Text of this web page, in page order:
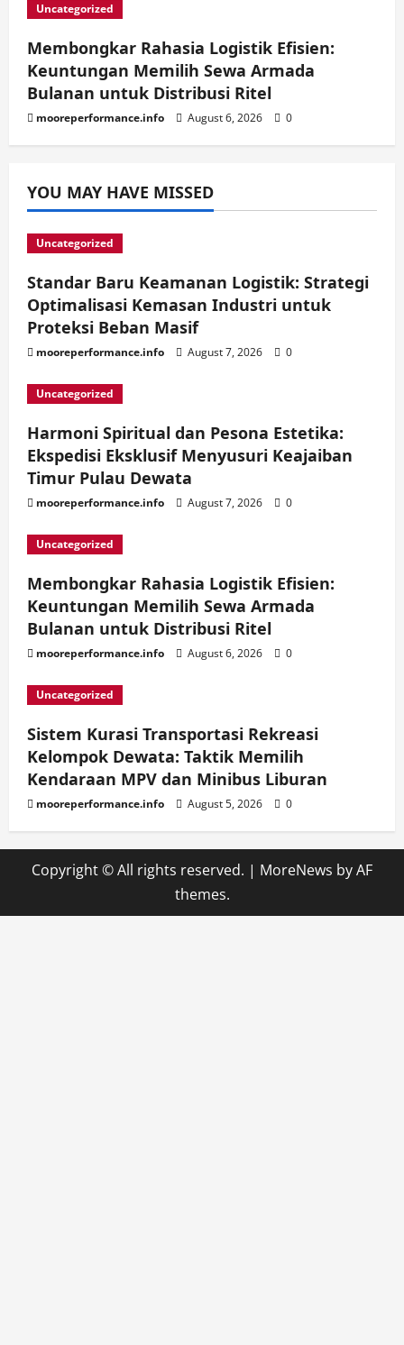
Uncategorized
Membongkar Rahasia Logistik Efisien:
Keuntungan Memilih Sewa Armada
Bulanan untuk Distribusi Ritel
mooreperformance.info August 6, 2026 0
YOU MAY HAVE MISSED
Uncategorized
Standar Baru Keamanan Logistik: Strategi
Optimalisasi Kemasan Industri untuk
Proteksi Beban Masif
mooreperformance.info August 7, 2026 0
Uncategorized
Harmoni Spiritual dan Pesona Estetika:
Ekspedisi Eksklusif Menyusuri Keajaiban
Timur Pulau Dewata
mooreperformance.info August 7, 2026 0
Uncategorized
Membongkar Rahasia Logistik Efisien:
Keuntungan Memilih Sewa Armada
Bulanan untuk Distribusi Ritel
mooreperformance.info August 6, 2026 0
Uncategorized
Sistem Kurasi Transportasi Rekreasi
Kelompok Dewata: Taktik Memilih
Kendaraan MPV dan Minibus Liburan
mooreperformance.info August 5, 2026 0
Copyright © All rights reserved. | MoreNews by AF
themes.